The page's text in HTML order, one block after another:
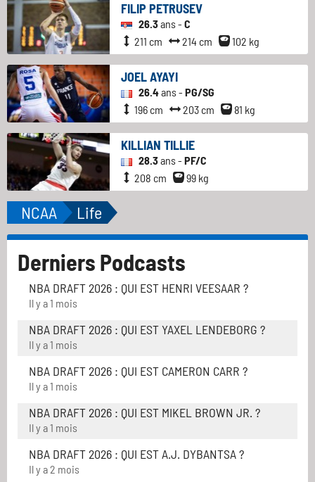
FILIP PETRUSEV
26.3ans - C
211 cm
214 cm 102 kg
JOEL AYAYI
26.4ans - PG/SG
196 cm
203 cm 81 kg
KILLIAN TILLIE
28.3ans - PF/C
208 cm
99 kg
NCAA Life
Derniers Podcasts
NBA DRAFT 2026 : QUI EST HENRI VEESAAR ?
Il y a 1 mois
NBA DRAFT 2026 : QUI EST YAXEL LENDEBORG ?
Il y a 1 mois
NBA DRAFT 2026 : QUI EST CAMERON CARR ?
Il y a 1 mois
NBA DRAFT 2026 : QUI EST MIKEL BROWN JR. ?
Il y a 1 mois
NBA DRAFT 2026 : QUI EST A.J. DYBANTSA ?
Il y a 2 mois